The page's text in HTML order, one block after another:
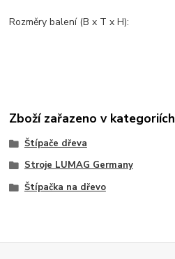
Rozměry balení (B x T x H):
Zboží zařazeno v kategoriích
Štípače dřeva
Stroje LUMAG Germany
Štípačka na dřevo